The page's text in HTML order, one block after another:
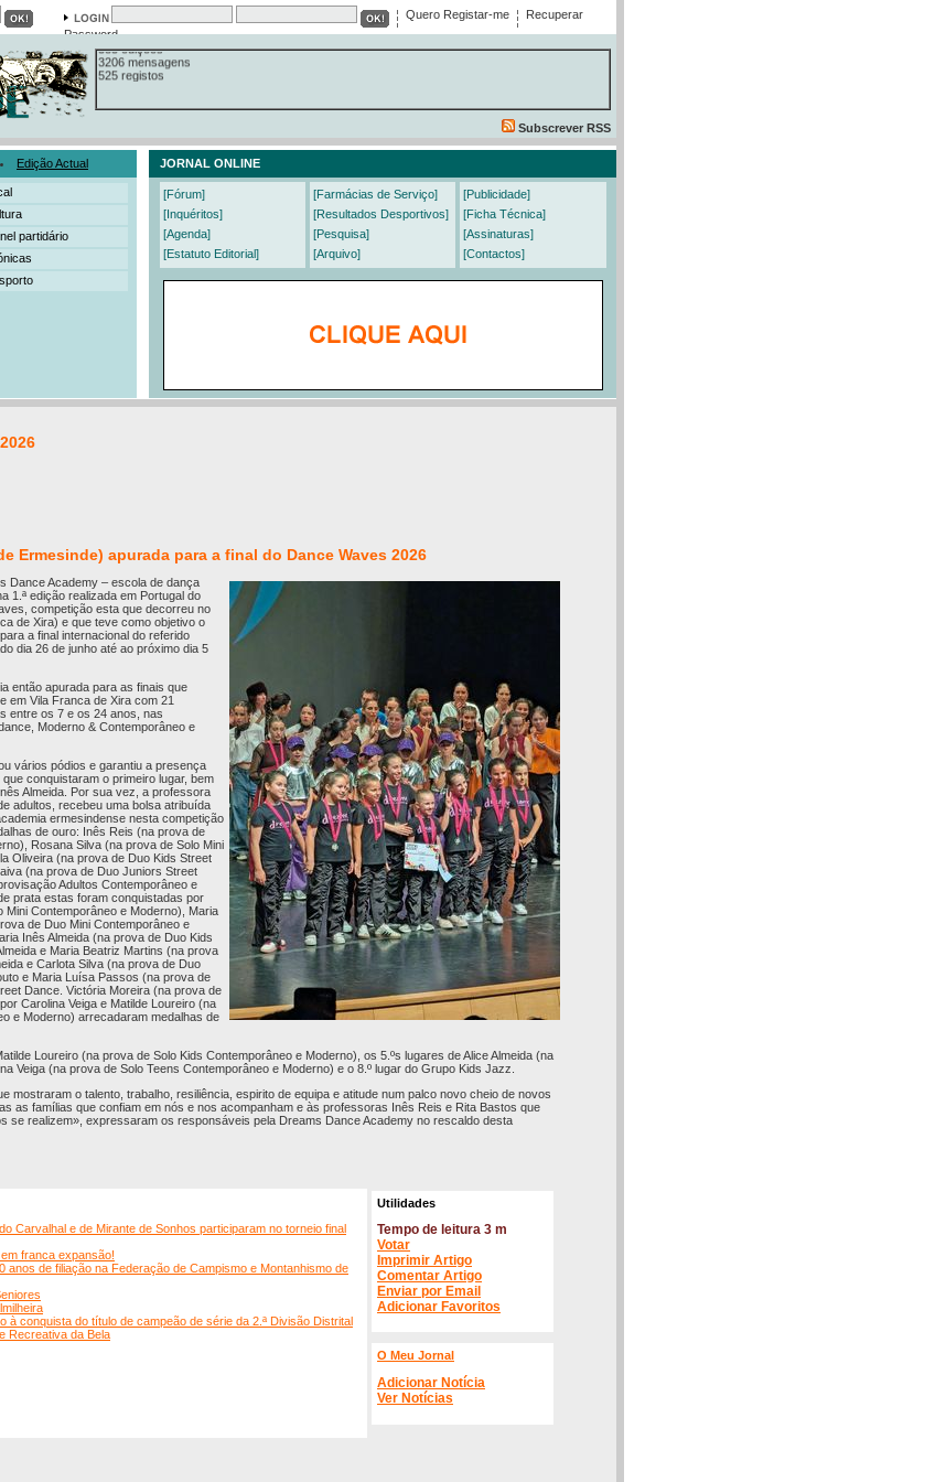
Quero Registar-me
Recuperar
Password
13558 notícias
19421 fotos
3206 mensagens
525 registos
Subscrever RSS
Edição Actual JORNAL ONLINE
partidário
[Fórum]
[Inquéritos]
[Agenda]
[Estatuto Editorial]
[Farmácias de Serviço]
[Resultados Desportivos]
[Pesquisa]
[Arquivo]
[Publicidade]
[Ficha Técnica]
[Assinaturas]
[Contactos]
Ermesinde) apurada para a final do Dance Waves 2026
Dance Academy – escola de dança
1.ª edição realizada em Portugal do
competição esta que decorreu no
de Xira) e que teve como objetivo o
a final internacional do referido
dia 26 de junho até ao próximo dia 5
então apurada para as finais que
em Vila Franca de Xira com 21
entre os 7 e os 24 anos, nas
Moderno & Contemporâneo e
vários pódios e garantiu a presença
conquistaram o primeiro lugar, bem
Almeida. Por sua vez, a professora
adultos, recebeu uma bolsa atribuída
ermesindense nesta competição
de ouro: Inês Reis (na prova de
Rosana Silva (na prova de Solo Mini
Oliveira (na prova de Duo Kids Street
(na prova de Duo Juniors Street
Adultos Contemporâneo e
prata estas foram conquistadas por
Mini Contemporâneo e Moderno), Maria
de Duo Mini Contemporâneo e
Inês Almeida (na prova de Duo Kids
e Maria Beatriz Martins (na prova
e Carlota Silva (na prova de Duo
e Maria Luísa Passos (na prova de
Dance. Victória Moreira (na prova de
Carolina Veiga e Matilde Loureiro (na
e Moderno) arrecadaram medalhas de
Loureiro (na prova de Solo Kids Contemporâneo e Moderno), os 5.ºs lugares de Alice Almeida (na
Veiga (na prova de Solo Teens Contemporâneo e Moderno) e o 8.º lugar do Grupo Kids Jazz.
mostraram o talento, trabalho, resiliência, espirito de equipa e atitude num palco novo cheio de novos
as famílias que confiam em nós e nos acompanham e às professoras Inês Reis e Rita Bastos que
se realizem», expressaram os responsáveis pela Dreams Dance Academy no rescaldo desta
Carvalhal e de Mirante de Sonhos participaram no torneio final
franca expansão!
anos de filiação na Federação de Campismo e Montanhismo de
à conquista do título de campeão de série da 2.ª Divisão Distrital
Recreativa da Bela
Utilidades
Tempo de leitura 3 m
Votar
Imprimir Artigo
Comentar Artigo
Enviar por Email
Adicionar Favoritos
O Meu Jornal
Adicionar Notícia
Ver Notícias